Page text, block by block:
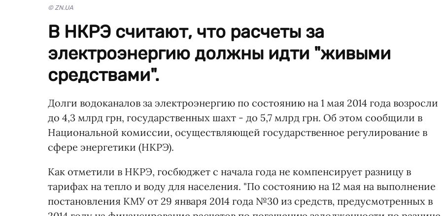
© ZN.UA
В НКРЭ считают, что расчеты за
электроэнергию должны идти "живыми
средствами".
Долги водоканалов за электроэнергию по состоянию на 1 мая 2014 года возросли
до 4,3 млрд грн, государственных шахт - до 5,7 млрд грн. Об этом сообщили в
Национальной комиссии, осуществляющей государственное регулирование в
сфере энергетики (НКРЭ).
Как отметили в НКРЭ, госбюджет с начала года не компенсирует разницу в
тарифах на тепло и воду для населения. "По состоянию на 12 мая на выполнение
постановления КМУ от 29 января 2014 года №30 из средств, предусмотренных в